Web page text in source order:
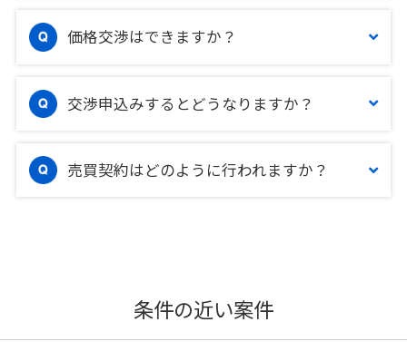
価格交渉はできますか？
交渉申込みするとどうなりますか？
売買契約はどのように行われますか？
条件の近い案件